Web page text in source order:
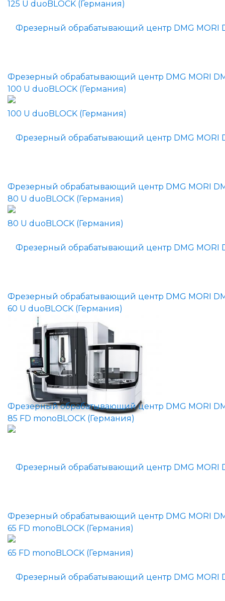
Фрезерный обрабатывающий центр DMG MORI
100 U duoBLOCK (Германия)
Фрезерный обрабатывающий центр DMG MORI
80 U duoBLOCK (Германия)
Фрезерный обрабатывающий центр DMG MORI
60 U duoBLOCK (Германия)
Фрезерный обрабатывающий центр DMG MORI
85 FD monoBLOCK (Германия)
Фрезерный обрабатывающий центр DMG MORI
65 FD monoBLOCK (Германия)